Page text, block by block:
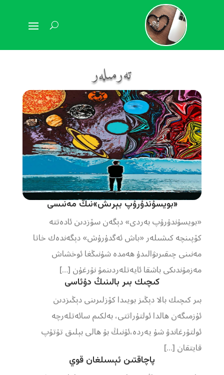
تەرمىلەر
«بويسۇندۇرۇپ بېرىش»نىڭ مەنىسى
«بويسۇندۇرۇپ بەردى» دېگەن سۆزدىن ئادەتتە
كۆپىنچە كىشىلەر «باش ئەگدۈرۈش» دېگەندەك خاتا
مەنىنى چىقىرىۋالىدۇ ھەمدە شۇنىڭغا ئوخشاش
مەزمۇندىكى باشقا ئايەتلەردىنمۇ نۇرغۇن […]
كىچىك بىر بالىنىڭ دۇئاسى
بىر كىچىك بالا دېڭىز بويىدا كۆزلىرىنى دېڭىزدىن
ئۈزمىگەن ھالدا ئولتۇراتتى، بەلكىم سائەتلەرچە
ئولتۇرغاندۇ شۇ يەردە،ئۇنىڭ بۇ ھالى بېلىق تۇتۇپ
قايتقان […]
پاچاقتىن ئېسىلغان قوي